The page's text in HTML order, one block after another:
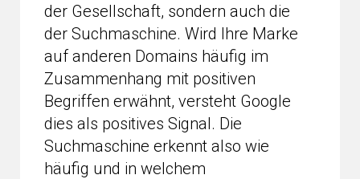
der Gesellschaft, sondern auch die
der Suchmaschine. Wird Ihre Marke
auf anderen Domains häufig im
Zusammenhang mit positiven
Begriffen erwähnt, versteht Google
dies als positives Signal. Die
Suchmaschine erkennt also wie
häufig und in welchem